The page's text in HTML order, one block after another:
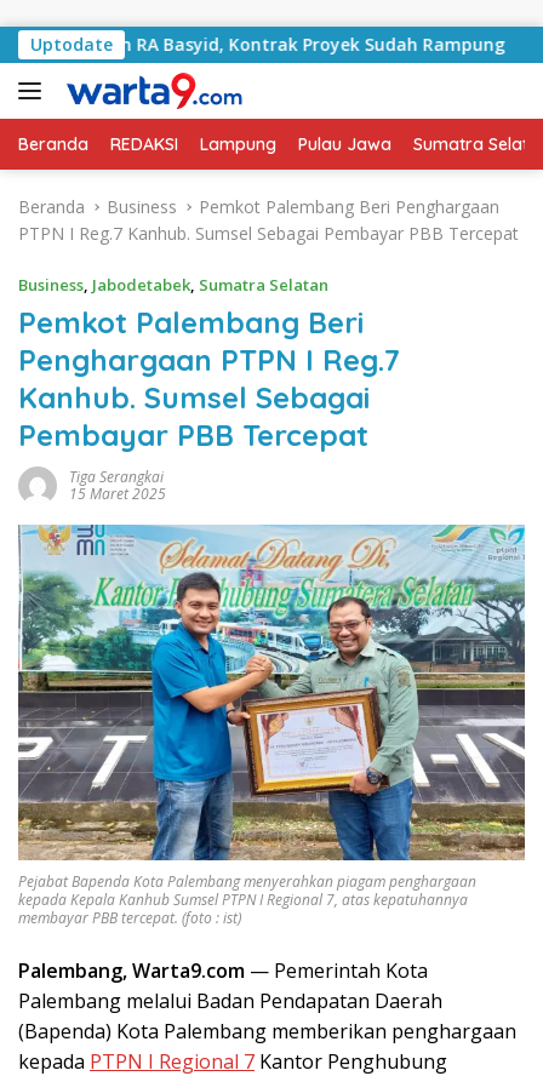
Uptodate
RA Basyid, Kontrak Proyek Sudah Rampung
Beranda REDAKSI Lampung Pulau Jawa Sumatra
Beranda Business
Pemkot Palembang Beri Penghargaan
PTPN I Reg.7 Kanhub. Sumsel Sebagai Pembayar PBB Tercepat
Business, Jabodetabek, Sumatra Selatan
Pemkot Palembang Beri
Penghargaan PTPN I Reg.7
Kanhub. Sumsel Sebagai
Pembayar PBB Tercepat
Tiga Serangkai
15 Maret 2025
Pejabat Bapenda Kota Palembang menyerahkan piagam penghargaan
kepada Kepala Kanhub Sumsel PTPN I Regional 7, atas kepatuhannya
membayar PBB tercepat. (foto : ist)
Palembang, Warta9.com — Pemerintah Kota
Palembang melalui Badan Pendapatan Daerah
(Bapenda) Kota Palembang memberikan penghargaan
kepada PTPN I Regional 7 Kantor Penghubung